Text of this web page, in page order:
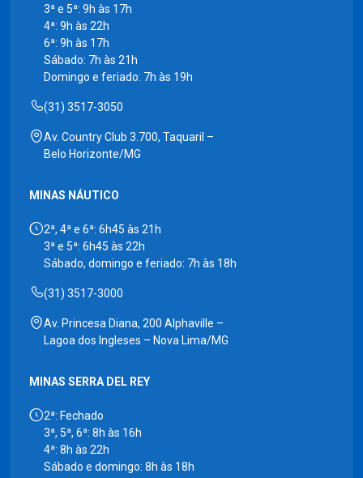
3ª e 5ª: 9h às 17h
4ª: 9h às 22h
6ª: 9h às 17h
Sábado: 7h às 21h
Domingo e feriado: 7h às 19h
(31) 3517-3050
Av. Country Club 3.700, Taquaril –
Belo Horizonte/MG
MINAS NÁUTICO
2ª, 4ª e 6ª: 6h45 às 21h
3ª e 5ª: 6h45 às 22h
Sábado, domingo e feriado: 7h às 18h
(31) 3517-3000
Av. Princesa Diana, 200 Alphaville –
Lagoa dos Ingleses – Nova Lima/MG
MINAS SERRA DEL REY
2ª: Fechado
3ª, 5ª, 6ª: 8h às 16h
4ª: 8h às 22h
Sábado e domingo: 8h às 18h